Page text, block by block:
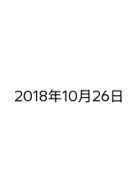
2018年10月26日